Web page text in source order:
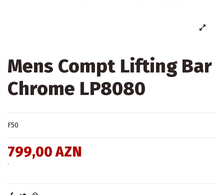
Mens Compt Lifting Bar
Chrome LP8080
F50
799,00 AZN
.